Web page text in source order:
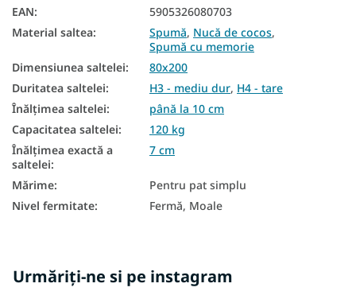
Saltele subțiri 80x200
Saltea de top rigidă
Saltea de top de 7 cm
EAN:
5905326080703
Material saltea: Spumă, Nucă de cocos,
Spumă cu memorie
Dimensiunea saltelei:
80x200
Duritatea saltelei: H3 - mediu dur, H4 - tare
Înălțimea saltelei:
până la 10 cm
Capacitatea saltelei:
120 kg
Înălțimea exactă a
saltelei:
7 cm
Mărime:
Pentru pat simplu
Nivel fermitate: Fermă, Moale
Urmăriți-ne si pe instagram